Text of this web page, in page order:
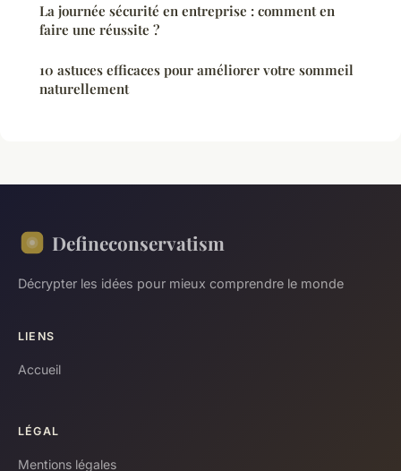
La journée sécurité en entreprise : comment en
faire une réussite ?
10 astuces efficaces pour améliorer votre sommeil
naturellement
Defineconservatism
Décrypter les idées pour mieux comprendre le monde
LIENS
Accueil
LÉGAL
Mentions légales